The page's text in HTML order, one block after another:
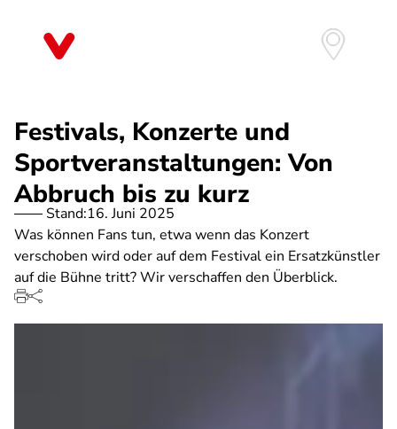
Festivals, Konzerte und
Sportveranstaltungen: Von
Abbruch bis zu kurz
Stand:16. Juni 2025
Was können Fans tun, etwa wenn das Konzert
verschoben wird oder auf dem Festival ein Ersatzkünstler
auf die Bühne tritt? Wir verschaffen den Überblick.